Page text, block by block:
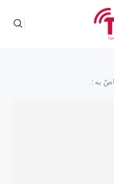
به :